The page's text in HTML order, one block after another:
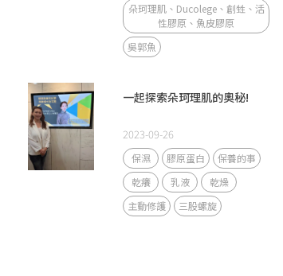
朵珂理肌、Ducolege、創甡、活
性膠原、魚皮膠原
吳郭魚
一起探索朵珂理肌的奧秘!
2023-09-26
保濕 膠原蛋白
保養的事
乾癢
乳液
乾燥
主動修護
三股螺旋